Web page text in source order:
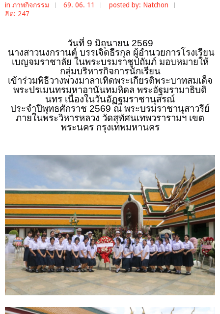
in ภาพกิจกรรม 69. 06. 11
posted by: Natchon
ฮิต: 247
วันที่ 9 มิถุนายน 2569
นางสาวนงกรานต์ บรรเจิดธีรกุล ผู้อำนวยการโรงเรียน
เบญจมราชาลัย ในพระบรมราชูปถัมภ์ มอบหมายให้
กลุ่มบริหารกิจการนักเรียน
เข้าร่วมพิธีวางพวงมาลาเทิดพระเกียรติพระบาทสมเด็จ
พระปรเมนทรมหาอานันทมหิดล พระอัฐมรามาธิบดิ
นทร เนื่องในวันอัฏฐมราชานุสรณ์
ประจำปีพุทธศักราช 2569 ณ พระบรมราชานุสาวรีย์
ภายในพระวิหารหลวง วัดสุทัศนเทพวรารามฯ เขต
พระนคร กรุงเทพมหานคร